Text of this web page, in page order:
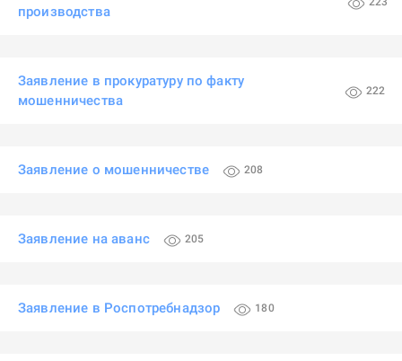
производства
Заявление в прокуратуру по факту
мошенничества
222
Заявление о мошенничестве 208
Заявление на аванс 205
Заявление в Роспотребнадзор 180